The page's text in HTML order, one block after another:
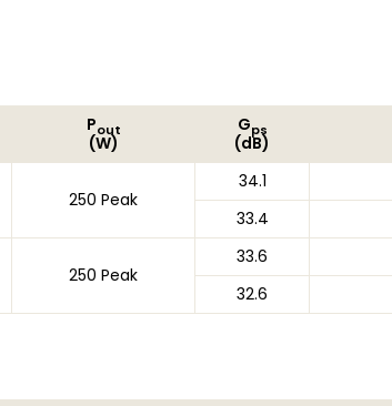
Pout
(W)
Gps
(dB)
250 Peak
34.1
33.4
250 Peak
33.6
32.6